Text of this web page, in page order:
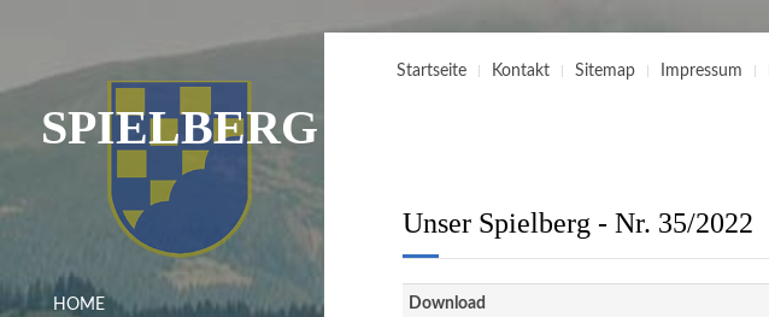
SPIELBERG
HOME
Startseite Kontakt Sitemap Impressum
Unser Spielberg - Nr. 35/2022
Download